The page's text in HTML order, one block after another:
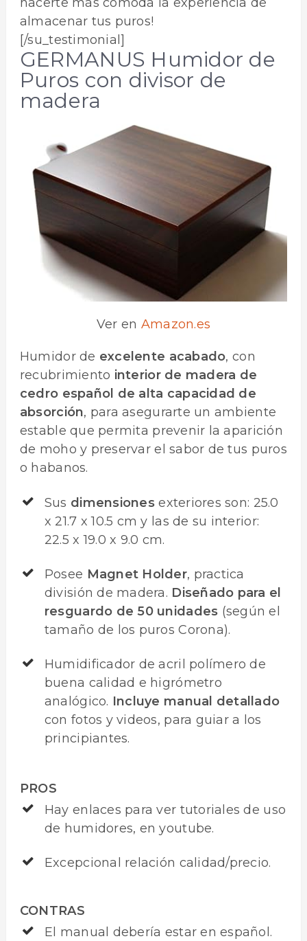
almacenar tus puros!
[/su_testimonial]
GERMANUS Humidor de
Puros con divisor de
madera
Ver en Amazon.es
Humidor de excelente acabado, con
recubrimiento interior de madera de
cedro español de alta capacidad de
absorción, para asegurarte un ambiente
estable que permita prevenir la aparición
de moho y preservar el sabor de tus puros
o habanos.
Sus dimensionesexteriores son: 25.0
x 21.7 x 10.5 cm y las de su interior:
22.5 x 19.0 x 9.0 cm.
Posee Magnet Holder, practica
división de madera. Diseñado para el
resguardo de 50 unidades (según el
tamaño de los puros Corona).
Humidificador de acril polímero de
buena calidad e higrómetro
analógico. Incluye manual detallado
con fotos y videos, para guiar a los
principiantes.
PROS
Hay enlaces para ver tutoriales de uso
de humidores, en youtube.
Excepcional relación calidad/precio.
CONTRAS
El manual debería estar en español.